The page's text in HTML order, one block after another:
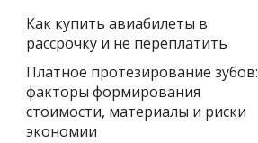
Как купить авиабилеты в
рассрочку и не переплатить
Платное протезирование зубов:
факторы формирования
стоимости, материалы и риски
экономии